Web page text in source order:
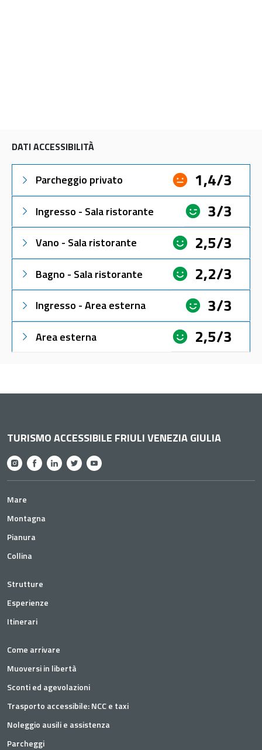
DATI ACCESSIBILITÀ
Parcheggio privato 1,4/3
Ingresso - Sala ristorante 3/3
Vano - Sala ristorante 2,5/3
Bagno - Sala ristorante 2,2/3
Ingresso - Area esterna 3/3
Area esterna 2,5/3
TURISMO ACCESSIBILE FRIULI VENEZIA GIULIA
Mare
Montagna
Pianura
Collina
Strutture
Esperienze
Itinerari
Come arrivare
Muoversi in libertà
Sconti ed agevolazioni
Trasporto accessibile: NCC e taxi
Noleggio ausili e assistenza
Parcheggi